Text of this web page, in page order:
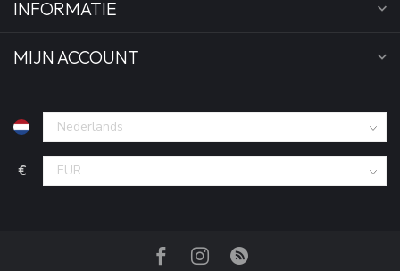
INFORMATIE
MIJN ACCOUNT
€